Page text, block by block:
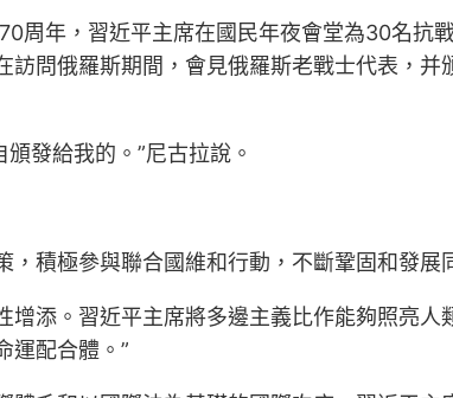
周年，習近平主席在國民年夜會堂為30名抗
問俄羅斯期間，會見俄羅斯老戰士代表，
發給我的。”尼古拉說。
積極參與聯合國維和行動，不斷鞏固和發展
添。習近平主席將多邊主義比作能夠照亮
運配合體。”